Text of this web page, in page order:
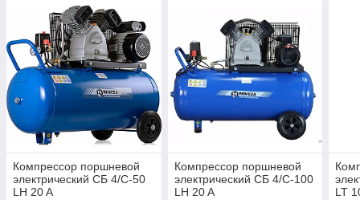
Компрессор поршневой
электрический СБ 4/С-50
LH 20 A
Компрессор поршневой
электрический СБ 4/С-100
LH 20 A
LT